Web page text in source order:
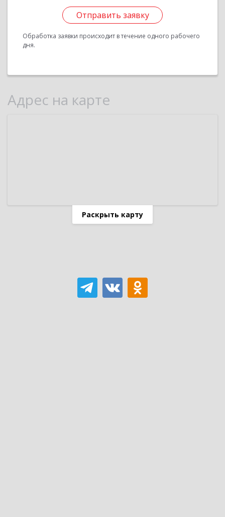
Отправить заявку
Обработка заявки происходит в течение одного рабочего
дня.
Адрес на карте
Раскрыть карту